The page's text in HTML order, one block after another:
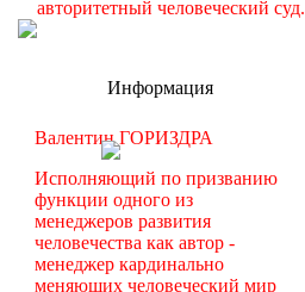
авторитетный человеческий суд.
Информация
Валентин ГОРИЗДРА
Исполняющий по призванию
функции одного из
менеджеров развития
человечества как автор -
менеджер кардинально
меняющих человеческий мир